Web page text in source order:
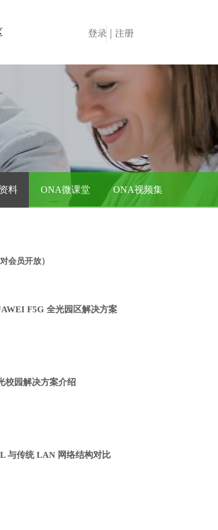
登录 | 注册
料 ONA微课堂 ONA视频集
长飞认证 其他认证 培训资料
会员开放）
F5G 全光园区解决方案
校园解决方案介绍
与传统 LAN 网络结构对比